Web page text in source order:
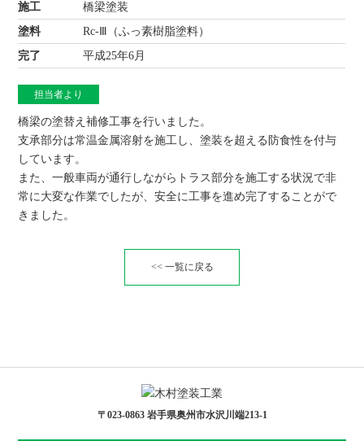
施工
橋梁塗装
塗料
Rc-Ⅲ（ふっ素樹脂塗料）
完了
平成25年6月
担当者より
橋梁の塗替え補修工事を行いました。
支承部分は常温金属溶射を施工し、塗装を超える防食性を付与
しています。
また、一般車両が通行しながらトラス部分を施工する状況で非
常に大変な作業でしたが、安全に工事を進め完了することがで
きました。
<< 一覧に戻る
〒023-0863 岩手県奥州市水沢川端213-1